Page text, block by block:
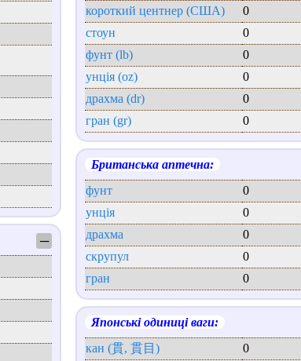
─
короткий центнер (США)
0
стоун
0
фунт (lb)
0
унція (oz)
0
драхма (dr)
0
гран (gr)
0
Британська аптечна:
фунт
0
унція
0
драхма
0
скрупул
0
гран
0
Японські одиниці ваги:
кан (貫, 貫目)
0